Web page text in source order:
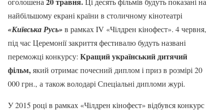
найбільшому екрані країни в столичному кінотеатрі
«Київська Русь»в рамках IV «Чілдрен кінофест». 4 червня,
під час Церемонії закриття фестивалю будуть названі
переможці конкурсу: Кращий український дитячий
фільм,який отримає почесний диплом і приз в розмірі 20
000 грн., а також володарі Спеціальні дипломи журі.
У 2015 році в рамках «Чілдрен кінофест» відбувся конкурс